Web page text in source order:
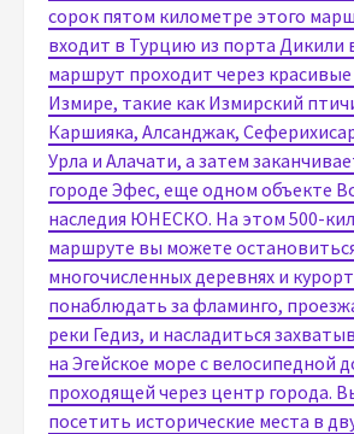
сорок пятом километре этого
входит в Турцию из порта Дикили
маршрут проходит через красивые
Измире, такие как Измирский
Каршияка, Алсанджак,
Урла и Алачати, а затем
городе Эфес, еще одном объекте
наследия ЮНЕСКО. На этом 500-
маршруте вы можете
многочисленных деревнях и
понаблюдать за фламинго,
реки Гедиз, и насладиться
на Эгейское море с велосипедной
проходящей через центр города.
посетить исторические места в